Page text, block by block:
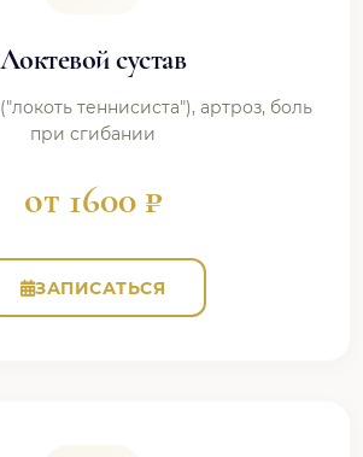
Локтевой сустав
теннисиста"), артроз, боль
при сгибании
от 1600 ₽
ЗАПИСАТЬСЯ